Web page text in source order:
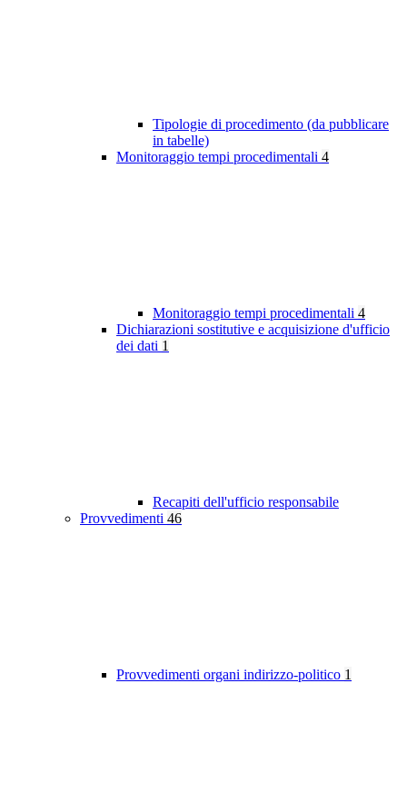
Tipologie di procedimento (da pubblicare
in tabelle)
Monitoraggio tempi procedimentali 4
Monitoraggio tempi procedimentali 4
Dichiarazioni sostitutive e acquisizione d'ufficio
dei dati 1
Recapiti dell'ufficio responsabile
Provvedimenti 46
Provvedimenti organi indirizzo-politico 1